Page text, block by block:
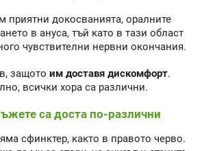
приятни докосванията, оралните
в ануса, тъй като в тази област
чувствителни нервни окончания.
защото им доставя дискомфорт.
всички хора са различни.
са доста по-различни
сфинктер, както в правото черво.